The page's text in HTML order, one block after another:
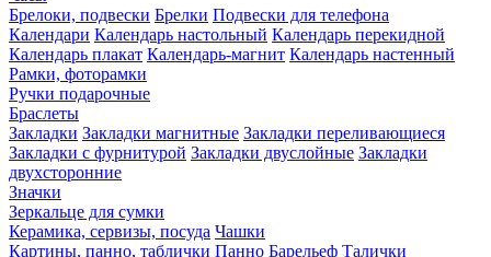
Брелоки, подвески Брелки Подвески для телефона
Календари Календарь настольный Календарь перекидной
Календарь плакат Календарь-магнит Календарь настенный
Рамки, фоторамки
Ручки подарочные
Браслеты
Закладки Закладки магнитные Закладки переливающиеся
Закладки с фурнитурой Закладки двуслойные Закладки
двухсторонние
Значки
Зеркальце для сумки
Керамика, сервизы, посуда Чашки
Картины, панно, таблички Панно Барельеф Талички